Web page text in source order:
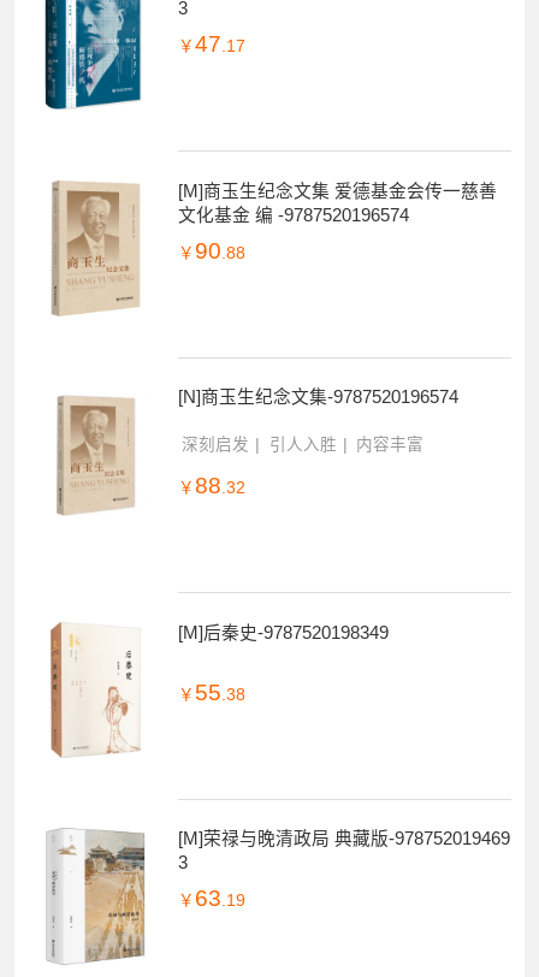
3
￥ 47.17
[M]商玉生纪念文集 爱德基金会传一慈善
文化基金 编 -9787520196574
￥ 90 .88
[N]商玉生纪念文集-9787520196574
深刻启发 引人入胜 内容丰富
￥ 88.32
[M]后秦史-9787520198349
￥ 55 .38
[M]荣禄与晚清政局 典藏版-978752019469
3
￥ 63.19